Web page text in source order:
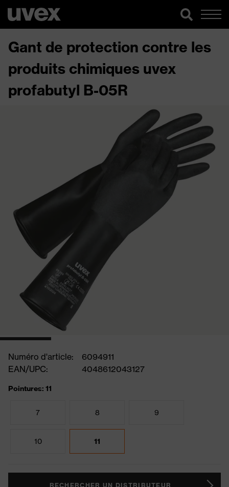
Gant de protection contre les
produits chimiques uvex
profabutyl B-05R
Numéro d'article:
6094911
EAN/UPC:
4048612043127
Pointures: 11
7 8 9
10 11
RECHERCHER UN DISTRIBUTEUR